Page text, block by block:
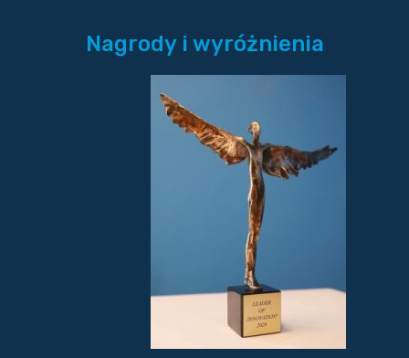
Nagrody i wyróżnienia